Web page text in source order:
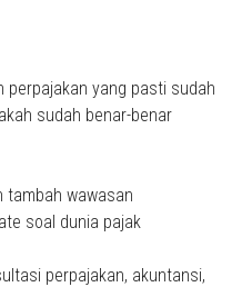
perpajakan yang pasti sudah
sudah benar-benar
tambah wawasan
soal dunia pajak
perpajakan, akuntansi,